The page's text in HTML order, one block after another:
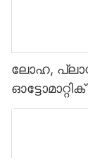
ലോഹ,
ലൈൻ